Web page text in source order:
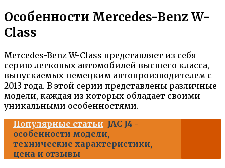
Особенности Mercedes-Benz W-
Class
Mercedes-Benz W-Class представляет из себя
серию легковых автомобилей высшего класса,
выпускаемых немецким автопроизводителем с
2013 года. В этой серии представлены различные
модели, каждая из которых обладает своими
уникальными особенностями.
Популярные статьи JAC J4 -
особенности модели,
технические характеристики,
цена и отзывы